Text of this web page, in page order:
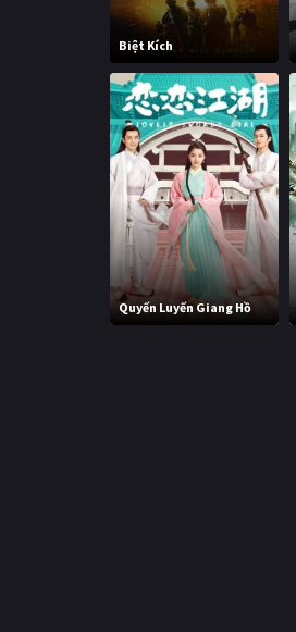
Biệt Kích
Quyến Luyến Giang Hồ